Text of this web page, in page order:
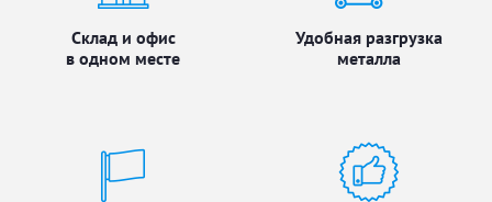
Склад и офис
в одном месте
Удобная разгрузка
металла